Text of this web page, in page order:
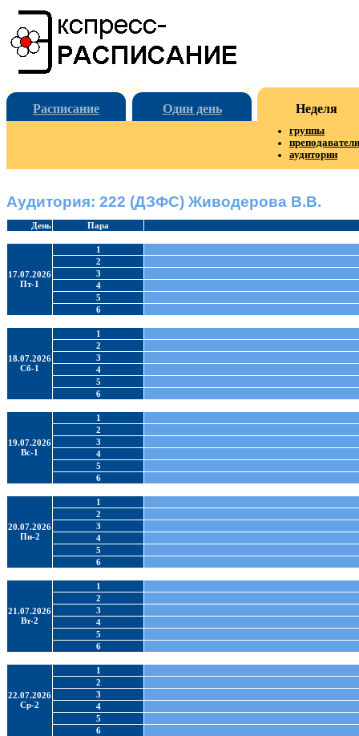
Расписание Один день Неделя
группы
преподаватели
аудитории
Аудитория: 222 (ДЗФС) Живодерова В.В.
День Пара
17.07.2026
Пт-1
1
2
3
4
5
6
18.07.2026
Сб-1
1
2
3
4
5
6
19.07.2026
Вс-1
1
2
3
4
5
6
20.07.2026
Пн-2
1
2
3
4
5
6
21.07.2026
Вт-2
1
2
3
4
5
6
22.07.2026
Ср-2
1
2
3
4
5
6